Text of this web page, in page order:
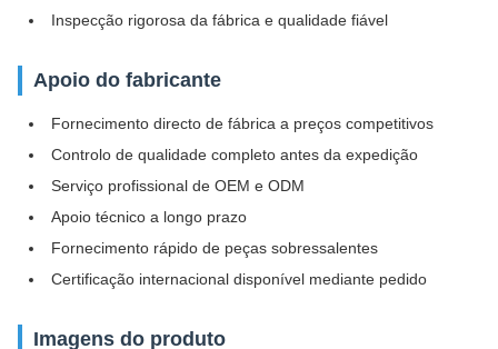
Inspecção rigorosa da fábrica e qualidade fiável
Apoio do fabricante
Fornecimento directo de fábrica a preços competitivos
Controlo de qualidade completo antes da expedição
Serviço profissional de OEM e ODM
Apoio técnico a longo prazo
Fornecimento rápido de peças sobressalentes
Certificação internacional disponível mediante pedido
Imagens do produto